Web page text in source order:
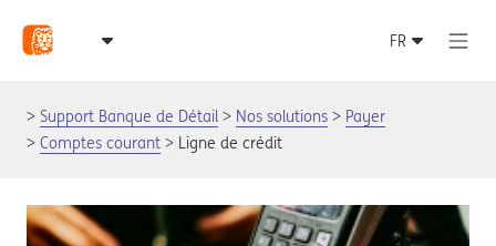
Support Banque de Détail Nos solutions
Payer
Comptes courant
Ligne de crédit